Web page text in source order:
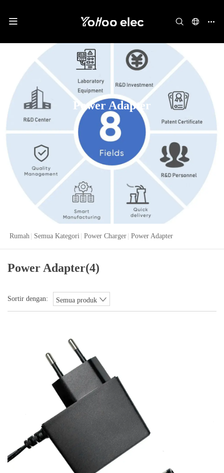
Power Adapter
Rumah Semua Kategori Power Charger Power Adapter
Power Adapter(4)
Sortir dengan: Semua produk